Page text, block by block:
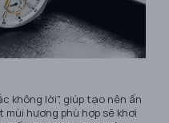
không lời", giúp tạo nên ấn
hương phù hợp sẽ khơi